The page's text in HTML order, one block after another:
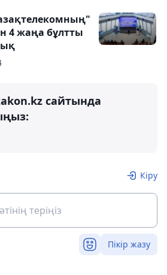
4 жаңа бұлтты
сайтында
Кіру
Пікір жазу